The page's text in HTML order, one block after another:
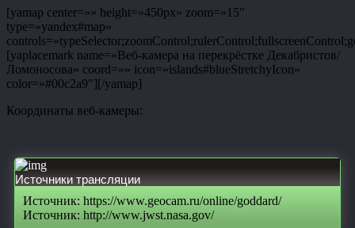
[yamap center=»» height=»450px» zoom=»15″
type=»yandex#map»
[yaplacemark name=»Веб-камера на перекрёстке Декабристов/
Ломоносова» coord=»» icon=»islands#blueStretchyIcon»
color=»#00c2a9″][/yamap]
Координаты веб-камеры:
Источники трансляции
Источник: https://www.geocam.ru/online/goddard/
Источник: http://www.jwst.nasa.gov/